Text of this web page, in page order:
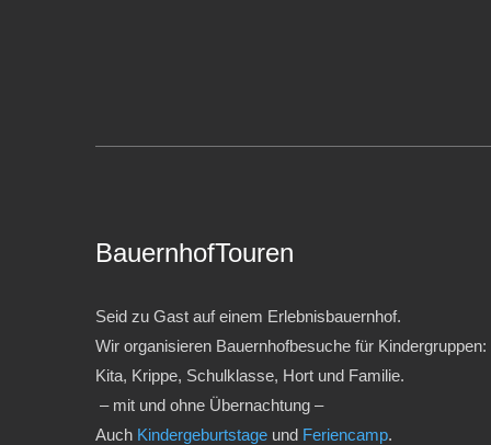
BauernhofTouren
Seid zu Gast auf einem Erlebnisbauernhof.
Wir organisieren Bauernhofbesuche für Kindergruppen:
Kita, Krippe, Schulklasse, Hort und Familie.
– mit und ohne Übernachtung –
Auch Kindergeburtstage und Feriencamp.